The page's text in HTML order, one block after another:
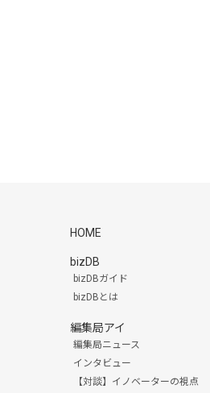
HOME
bizDB
bizDBガイド
bizDBとは
編集局アイ
編集局ニュース
インタビュー
【対談】イノベーターの視点